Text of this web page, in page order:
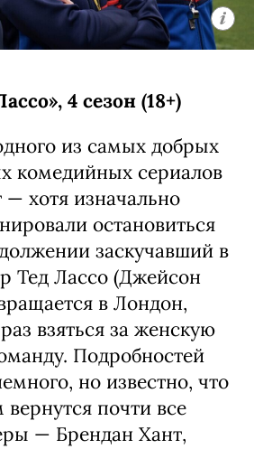
4 сезон (18+)
из самых добрых
комедийных сериалов
— хотя изначально
остановиться
заскучавший в
Тед Лассо (Джейсон
в Лондон,
взяться за женскую
Подробностей
но известно, что
почти все
— Брендан Хант,